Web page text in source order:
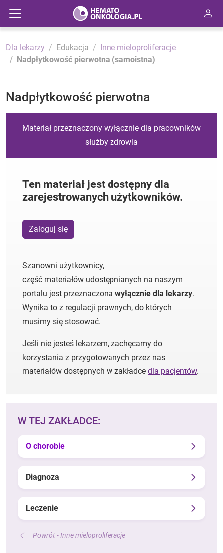
Dla lekarzy Edukacja
Inne mieloproliferacje
Nadpłytkowość pierwotna (samoistna)
Nadpłytkowość pierwotna
Materiał przeznaczony wyłącznie dla pracowników
służby zdrowia
Ten materiał jest dostępny dla
zarejestrowanych użytkowników.
Zaloguj się
Szanowni użytkownicy,
część materiałów udostępnianych na naszym
portalu jest przeznaczona wyłącznie dla lekarzy.
Wynika to z regulacji prawnych, do których
musimy się stosować.
Jeśli nie jesteś lekarzem, zachęcamy do
korzystania z przygotowanych przez nas
materiałów dostępnych w zakładce dla pacjentów.
W TEJ ZAKŁADCE:
O chorobie
Diagnoza
Leczenie
Powrót - Inne mieloproliferacje